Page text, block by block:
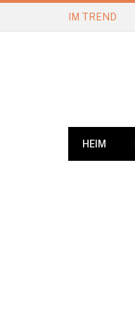
IM TREND
HEIM